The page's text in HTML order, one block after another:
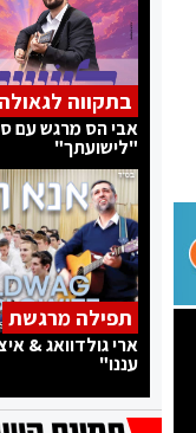
בתקווה
אבי הס מרגש עם
"לישועתך"
תפילה מרגשת
ארי גולדוואג &
עננו"